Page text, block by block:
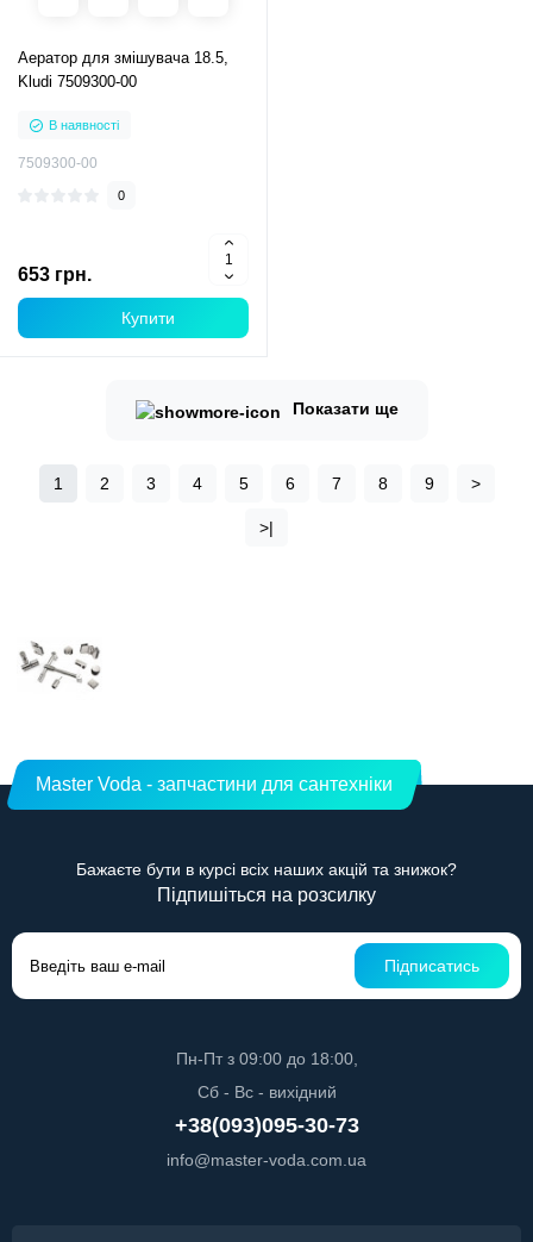
Аератор для змішувача 18.5,
Kludi 7509300-00
В наявності
7509300-00
0
653 грн.
Купити
Показати ще
1 2 3 4 5 6 7 8 9 >
>|
Master Voda - запчастини для сантехніки
Бажаєте бути в курсі всіх наших акцій та знижок?
Підпишіться на розсилку
Підписатись
Пн-Пт з 09:00 до 18:00,
Сб - Вс - вихідний
+38(093)095-30-73
info@master-voda.com.ua